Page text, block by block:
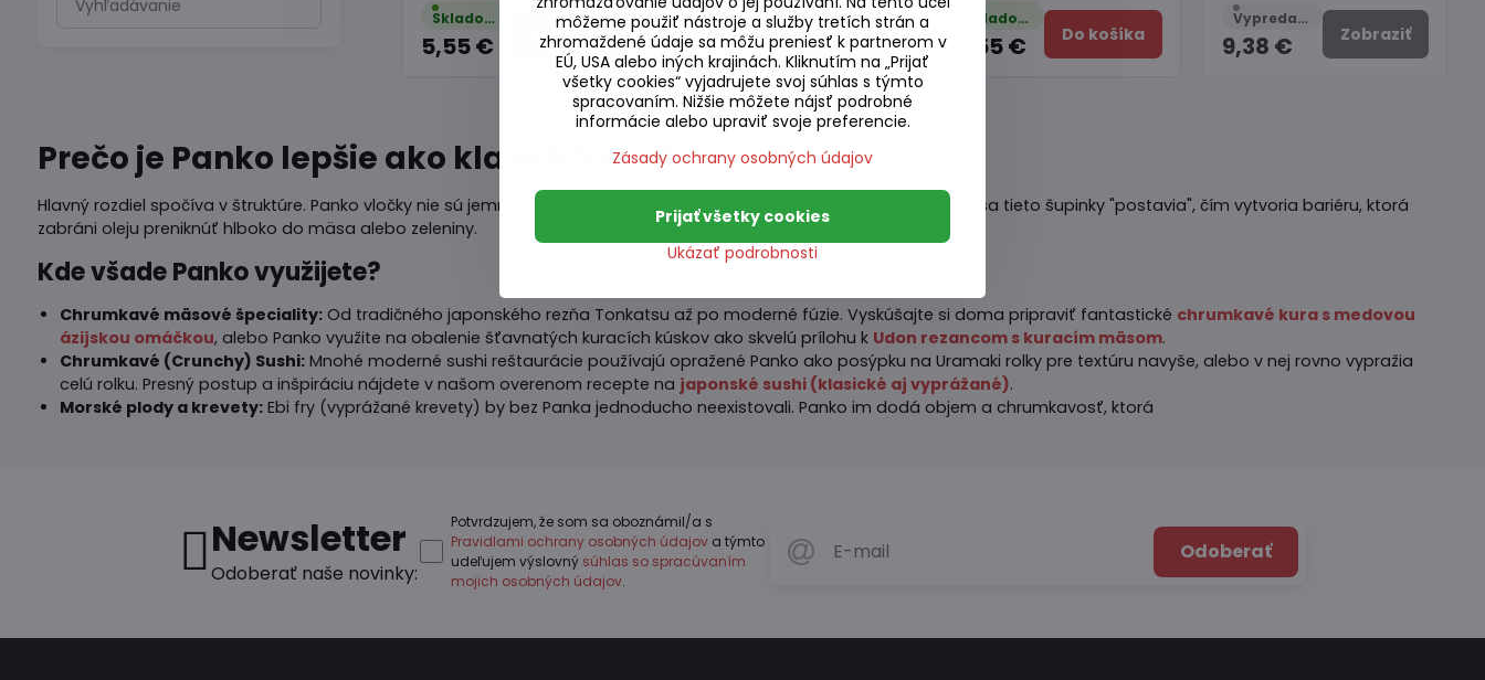
Skladom
5,55 € Do košíka
Skladom
1,80 € Do košíka
Skladom
3,55 € Do košíka
Vypredané
9,38 € Zobraziť
výsledky
Prečo je Panko lepšie ako klasická strúhanka?
Hlavný rozdiel spočíva v štruktúre. Panko vločky nie sú jemne mleté, ale skôr pripomínajú hrubšie šupinky. Pri vyprážaní sa tieto šupinky "postavia", čím vytvoria bariéru, ktorá
zabráni oleju preniknúť hlboko do mäsa alebo zeleniny.
Kde všade Panko využijete?
Chrumkavé mäsové špeciality:Od tradičného japonského rezňa Tonkatsu až po moderné fúzie. Vyskúšajte si doma pripraviť fantastické chrumkavé kura s medovou
ázijskou omáčkou, alebo Panko využite na obalenie šťavnatých kuracích kúskov ako skvelú prílohu k Udon rezancom s kuracím mäsom.
Chrumkavé (Crunchy) Sushi:Mnohé moderné sushi reštaurácie používajú opražené Panko ako posýpku na Uramaki rolky pre textúru navyše, alebo v nej rovno vypražia
celú rolku. Presný postup a inšpiráciu nájdete v našom overenom recepte na japonské sushi (klasické aj vyprážané).
Morské plody a krevety:Ebi fry (vyprážané krevety) by bez Panka jednoducho neexistovali. Panko im dodá objem a chrumkavosť, ktorá
Newsletter
Odoberať naše novinky:
Odoberať
Potvrdzujem, že som sa oboznámil/a s
Pravidlami ochrany osobných údajova týmto
udeľujem výslovný súhlas so spracúvaním
mojich osobných údajov.
môžeme použiť nástroje a služby tretích strán a
zhromaždené údaje sa môžu preniesť k partnerom v
EÚ, USA alebo iných krajinách. Kliknutím na „Prijať
všetky cookies“ vyjadrujete svoj súhlas s týmto
spracovaním. Nižšie môžete nájsť podrobné
informácie alebo upraviť svoje preferencie.
Zásady ochrany osobných údajov
Ukázať podrobnosti
Prijať všetky cookies